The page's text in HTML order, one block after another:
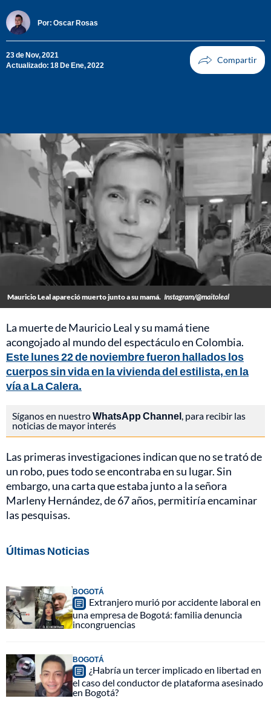
Por: Oscar Rosas
23 de Nov, 2021
Actualizado: 18 De Ene, 2022
Mauricio Leal apareció muerto junto a su mamá. Instagram/@maitoleal
La muerte de Mauricio Leal y su mamá tiene
acongojado al mundo del espectáculo en Colombia.
Este lunes 22 de noviembre fueron hallados los
cuerpos sin vida en la vivienda del estilista, en la
vía a La Calera.
Síganos en nuestroWhatsApp Channel, para recibir las
noticias de mayor interés
Las primeras investigaciones indican que no se trató de
un robo, pues todo se encontraba en su lugar. Sin
embargo, una carta que estaba junto a la señora
Marleny Hernández, de 67 años, permitiría encaminar
las pesquisas.
Últimas Noticias
BOGOTÁ
Extranjero murió por accidente laboral en
una empresa de Bogotá: familia denuncia
incongruencias
BOGOTÁ
¿Habría un tercer implicado en libertad en
el caso del conductor de plataforma asesinado
en Bogotá?